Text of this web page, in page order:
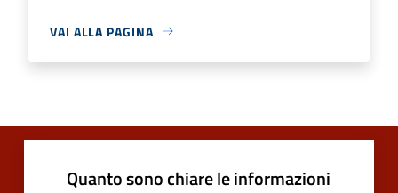
VAI ALLA PAGINA
Quanto sono chiare le informazioni